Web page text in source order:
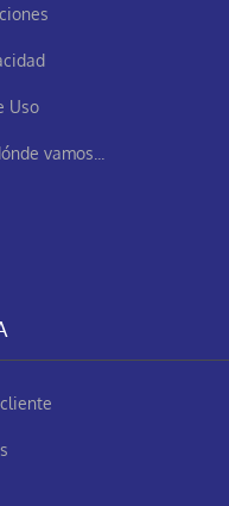
Uso
vamos...